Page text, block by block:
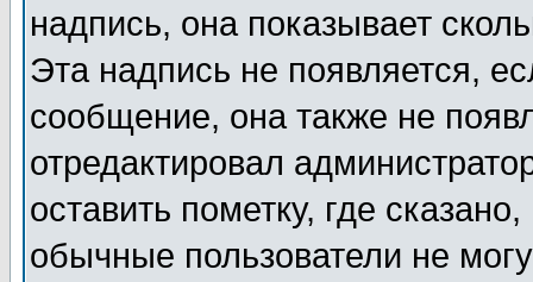
надпись, она показывает
Эта надпись не появляется,
сообщение, она также не
отредактировал
оставить пометку, где
обычные пользователи не